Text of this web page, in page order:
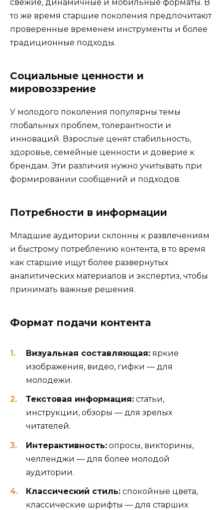
свежие, динамичные и мобильные форматы. В
то же время старшие поколения предпочитают
проверенные временем инструменты и более
традиционные подходы.
Социальные ценности и
мировоззрение
У молодого поколения популярны темы
глобальных проблем, толерантности и
инноваций. Взрослые ценят стабильность,
здоровье, семейные ценности и доверие к
брендам. Эти различия нужно учитывать при
формировании сообщений и подходов.
Потребности в информации
Младшие аудитории склонны к развлечениям
и быстрому потреблению контента, в то время
как старшие ищут более развернутых
аналитических материалов и экспертиз, чтобы
принимать важные решения.
Формат подачи контента
Визуальная составляющая: яркие
изображения, видео, гифки — для
молодежи.
Текстовая информация: статьи,
инструкции, обзоры — для зрелых
читателей.
Интерактивность: опросы, викторины,
челленджи — для более молодой
аудитории.
Классический стиль: спокойные цвета,
классические шрифты — для старших